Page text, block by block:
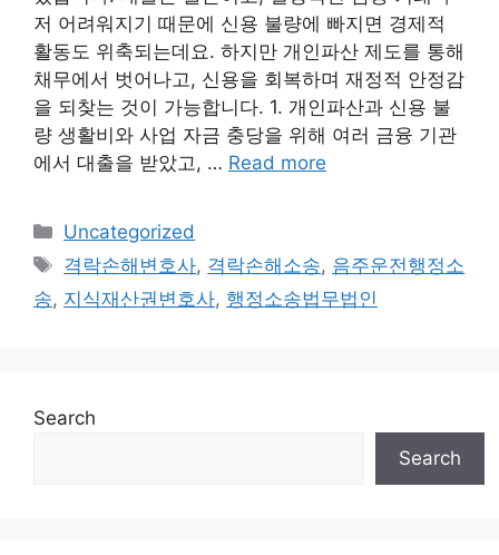
저 어려워지기 때문에 신용 불량에 빠지면 경제적
활동도 위축되는데요. 하지만 개인파산 제도를 통해
채무에서 벗어나고, 신용을 회복하며 재정적 안정감
을 되찾는 것이 가능합니다. 1. 개인파산과 신용 불
량 생활비와 사업 자금 충당을 위해 여러 금융 기관
에서 대출을 받았고, … Read more
Categories
Uncategorized
Tags
격락손해변호사, 격락손해소송, 음주운전행정소
송, 지식재산권변호사, 행정소송법무법인
Search
Search